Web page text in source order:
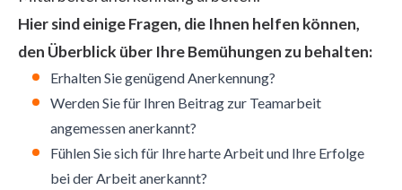
Hier sind einige Fragen, die Ihnen helfen können,
den Überblick über Ihre Bemühungen zu behalten:
Erhalten Sie genügend Anerkennung?
Werden Sie für Ihren Beitrag zur Teamarbeit
angemessen anerkannt?
Fühlen Sie sich für Ihre harte Arbeit und Ihre Erfolge
bei der Arbeit anerkannt?